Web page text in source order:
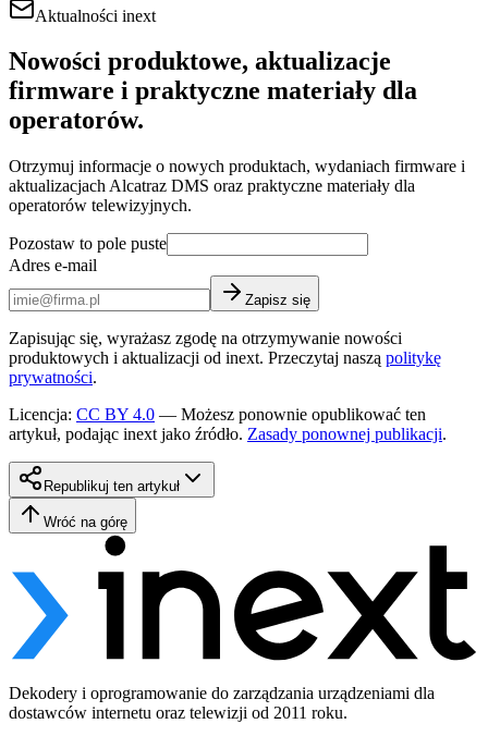
Aktualności inext
Nowości produktowe, aktualizacje
firmware i praktyczne materiały dla
operatorów.
Otrzymuj informacje o nowych produktach, wydaniach firmware i
aktualizacjach Alcatraz DMS oraz praktyczne materiały dla
operatorów telewizyjnych.
Pozostaw to pole puste
Adres e-mail
Zapisz się
Zapisując się, wyrażasz zgodę na otrzymywanie nowości
produktowych i aktualizacji od inext. Przeczytaj naszą politykę
prywatności.
Licencja: CC BY 4.0 — Możesz ponownie opublikować ten
artykuł, podając inext jako źródło. Zasady ponownej publikacji.
Republikuj ten artykuł
Wróć na górę
Dekodery i oprogramowanie do zarządzania urządzeniami dla
dostawców internetu oraz telewizji od 2011 roku.